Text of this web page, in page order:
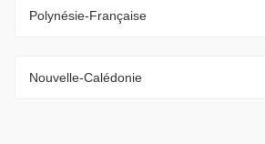
Polynésie-Française
Nouvelle-Calédonie